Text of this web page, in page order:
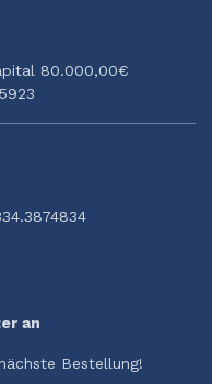
80.000,00€
an
Bestellung!